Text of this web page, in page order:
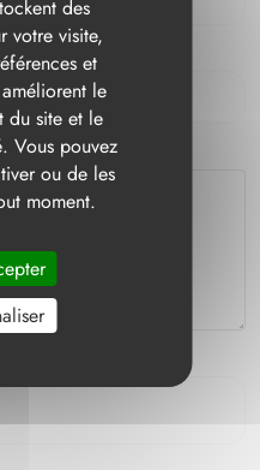
des
votre visite,
et
le
du site et le
Vous pouvez
ou de les
moment.